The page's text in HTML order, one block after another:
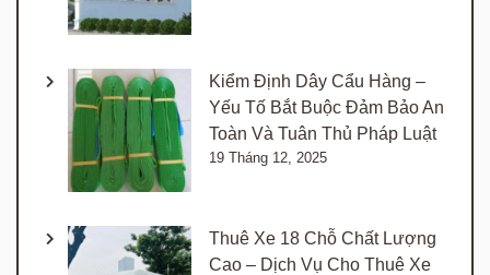
Kiểm Định Dây Cẩu Hàng –
Yếu Tố Bắt Buộc Đảm Bảo An
Toàn Và Tuân Thủ Pháp Luật
19 Tháng 12, 2025
Thuê Xe 18 Chỗ Chất Lượng
Cao – Dịch Vụ Cho Thuê Xe